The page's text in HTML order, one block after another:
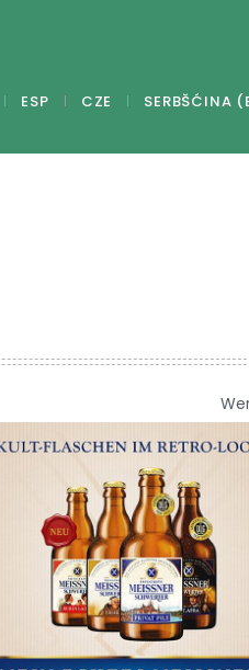
ESP CZE SERBŠĆINA